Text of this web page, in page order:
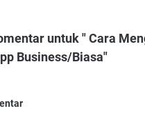
untuk " Cara
Business/Biasa"